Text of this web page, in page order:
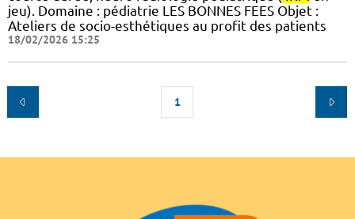
jeu). Domaine : pédiatrie LES BONNES FEES Objet :
Ateliers de socio-esthétiques au profit des patients
18/02/2026 15:25
1